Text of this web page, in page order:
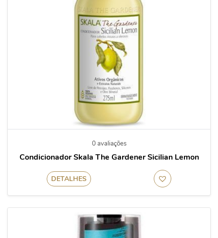
0 avaliações
Condicionador Skala The Gardener Sicilian Lemon
DETALHES